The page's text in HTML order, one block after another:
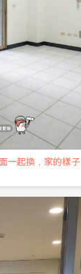
一起換，家的樣子